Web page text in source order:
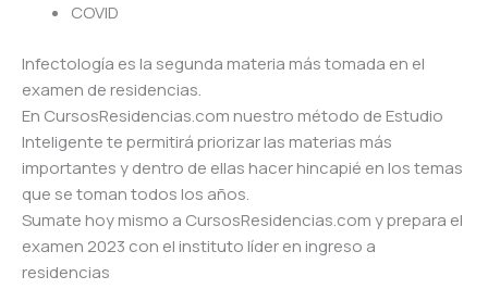
COVID
Infectología es la segunda materia más tomada en el
examen de residencias.
En CursosResidencias.com nuestro método de Estudio
Inteligente te permitirá priorizar las materias más
importantes y dentro de ellas hacer hincapié en los temas
que se toman todos los años.
Sumate hoy mismo a CursosResidencias.com y prepara el
examen 2023 con el instituto líder en ingreso a
residencias